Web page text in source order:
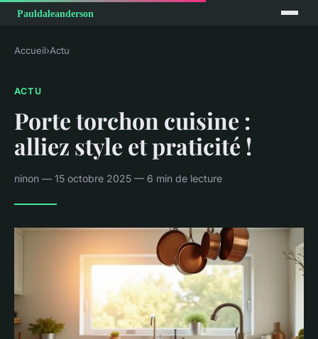
Accueil›Actu
ACTU
Porte torchon cuisine :
alliez style et praticité !
ninon — 15 octobre 2025 — 6 min de lecture